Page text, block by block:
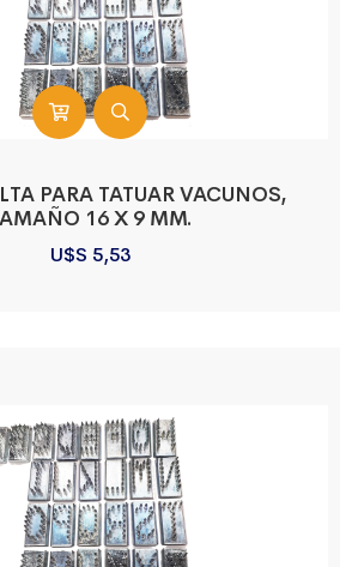
PARA TATUAR VACUNOS,
16 X 9 MM.
U$S 5,53